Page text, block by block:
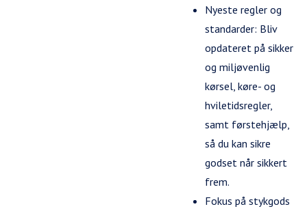
Nyeste regler og
standarder: Bliv
opdateret på sikker
og miljøvenlig
kørsel, køre- og
hviletidsregler,
samt førstehjælp,
så du kan sikre
godset når sikkert
frem.
Fokus på stykgods